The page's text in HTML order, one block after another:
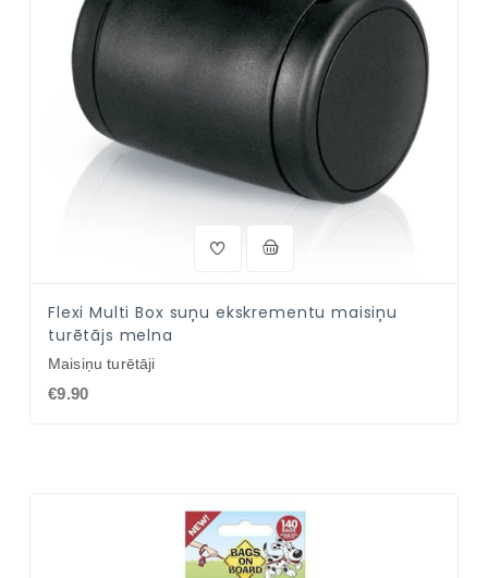
Flexi Multi Box suņu ekskrementu maisiņu
turētājs melna
Maisiņu turētāji
€9.90